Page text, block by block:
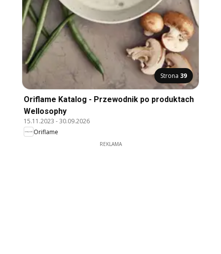
Strona 39
Oriflame Katalog - Przewodnik po produktach
Wellosophy
15.11.2023 -30.09.2026
Oriflame
REKLAMA